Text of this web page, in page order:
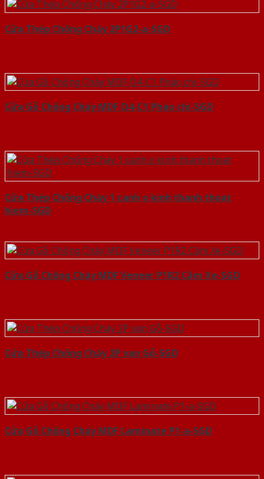
Cửa Thép Chống Cháy 2P1G2-a-SGD
Cửa Gỗ Chống Cháy MDF O4-C1 Phào chi-SGD
Cửa Thép Chống Cháy 1 canh o kinh thanh thoat
hiem-SGD
Cửa Gỗ Chống Cháy MDF Veneer P1R2 Căm Xe-SGD
Cửa Thép Chống Cháy 2P van Gỗ-SGD
Cửa Gỗ Chống Cháy MDF Laminate P1-a-SGD